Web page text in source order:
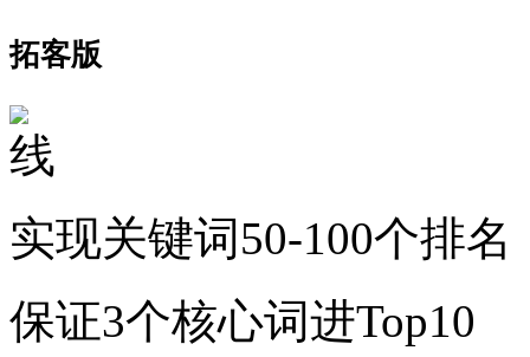
拓客版
实现关键词50-100个排名
保证3个核心词进Top10